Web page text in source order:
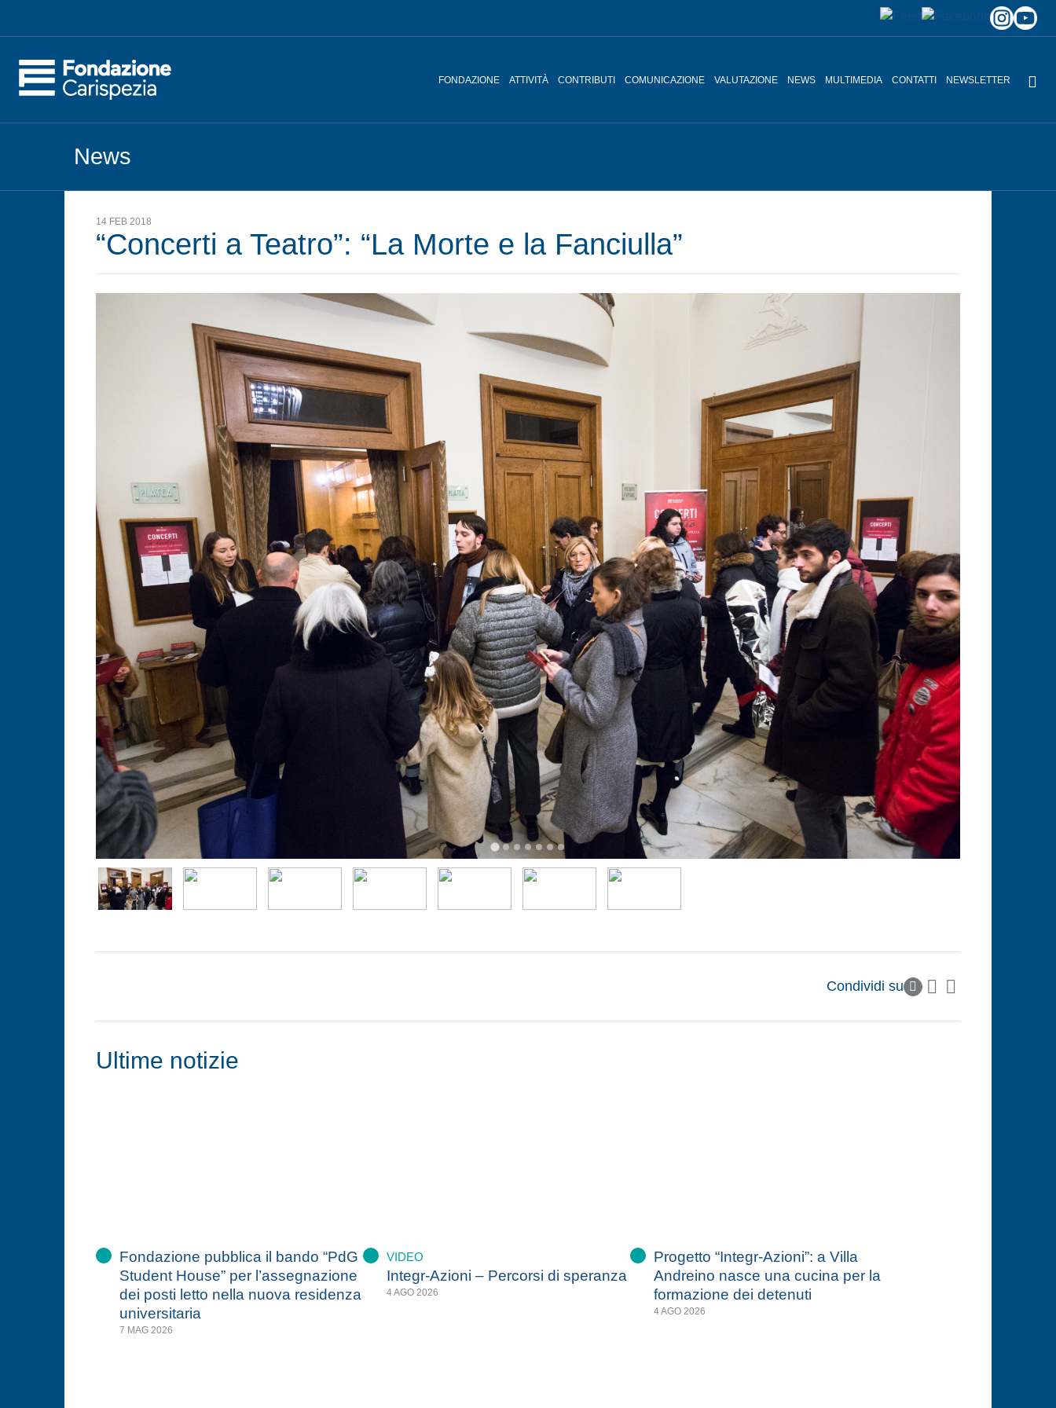
FONDAZIONE ATTIVITÀ CONTRIBUTI COMUNICAZIONE VALUTAZIONE NEWS MULTIMEDIA CONTATTI NEWSLETTER
News
14 FEB 2018
“Concerti a Teatro”: “La Morte e la Fanciulla”
Condividi su
Ultime notizie
Fondazione pubblica il bando “PdG
Student House” per l’assegnazione
dei posti letto nella nuova residenza
universitaria
7 MAG 2026
VIDEO
Integr-Azioni – Percorsi di speranza
4 AGO 2026
Progetto “Integr-Azioni”: a Villa
Andreino nasce una cucina per la
formazione dei detenuti
4 AGO 2026